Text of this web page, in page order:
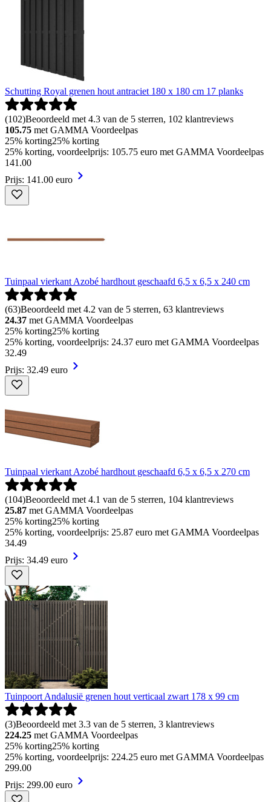
Schutting Royal grenen hout antraciet 180 x 180 cm 17 planks
(102)Beoordeeld met 4.3 van de 5 sterren, 102 klantreviews
105.75 met GAMMA Voordeelpas
25% korting25% korting
25% korting, voordeelprijs: 105.75 euro met GAMMA Voordeelpas
141 .00
Prijs: 141.00 euro
Tuinpaal vierkant Azobé hardhout geschaafd 6,5 x 6,5 x 240 cm
(63)Beoordeeld met 4.2 van de 5 sterren, 63 klantreviews
24.37 met GAMMA Voordeelpas
25% korting25% korting
25% korting, voordeelprijs: 24.37 euro met GAMMA Voordeelpas
32.49
Prijs: 32.49 euro
Tuinpaal vierkant Azobé hardhout geschaafd 6,5 x 6,5 x 270 cm
(104)Beoordeeld met 4.1 van de 5 sterren, 104 klantreviews
25.87 met GAMMA Voordeelpas
25% korting25% korting
25% korting, voordeelprijs: 25.87 euro met GAMMA Voordeelpas
34.49
Prijs: 34.49 euro
Tuinpoort Andalusië grenen hout verticaal zwart 178 x 99 cm
(3)Beoordeeld met 3.3 van de 5 sterren, 3 klantreviews
224.25 met GAMMA Voordeelpas
25% korting25% korting
25% korting, voordeelprijs: 224.25 euro met GAMMA Voordeelpas
299.00
Prijs: 299.00 euro